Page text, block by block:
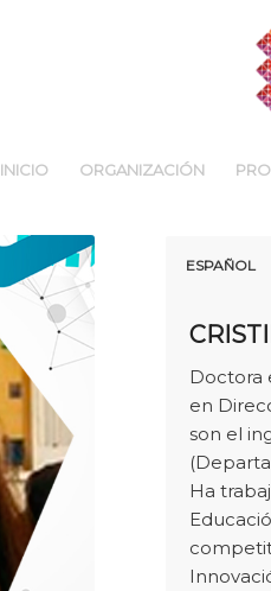
INICIO ORGANIZACIÓN
ESPAÑOL
Doctora
en
son el
Ha